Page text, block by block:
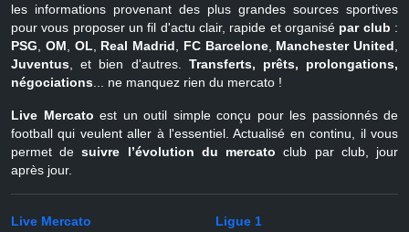
les informations provenant des plus grandes sources sportives
pour vous proposer un fil d'actu clair, rapide et organisé par club :
PSG, OM, OL, Real Madrid, FC Barcelone, Manchester United,
Juventus, et bien d'autres. Transferts, prêts, prolongations,
négociations... ne manquez rien du mercato !
Live Mercato est un outil simple conçu pour les passionnés de
football qui veulent aller à l'essentiel. Actualisé en continu, il vous
permet desuivre l’évolution du mercato club par club, jour
après jour.
Live Mercato
Ligue 1